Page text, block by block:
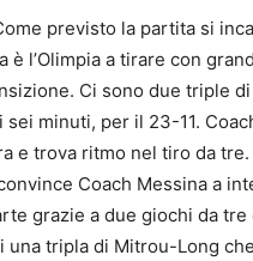
previsto la partita si
è l’Olimpia a tirare con
Ci sono due triple
minuti, per il 23-11.
e trova ritmo nel tiro da
Coach Messina a
grazie a due giochi da
una tripla di Mitrou-Long